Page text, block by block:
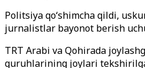
Politsiya qo‘shimcha qildi,
jurnalistlar bayonot berish
TRT Arabi va Qohirada
guruhlarining joylari